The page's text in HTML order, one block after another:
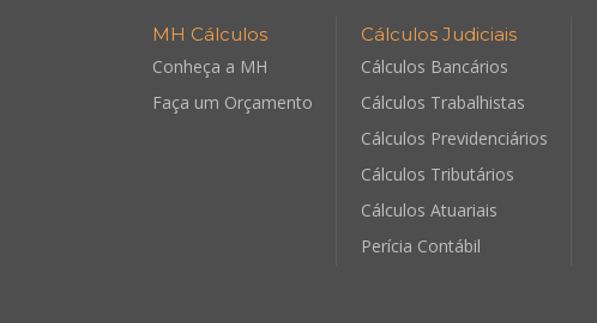
MH Cálculos
Conheça a MH
Faça um Orçamento
Cálculos Judiciais
Cálculos Bancários
Cálculos Trabalhistas
Cálculos Previdenciários
Cálculos Tributários
Cálculos Atuariais
Perícia Contábil